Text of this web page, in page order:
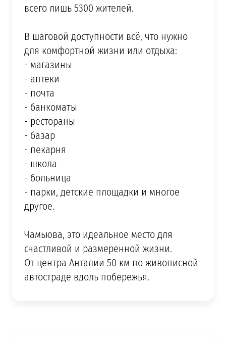
всего лишь 5300 жителей.
В шаговой доступности всё, что нужно
для комфортной жизни или отдыха:
- магазины
- аптеки
- почта
- банкоматы
- рестораны
- базар
- пекарня
- школа
- больница
- парки, детские площадки и многое
другое.
Чамьюва, это идеальное место для
счастливой и размеренной жизни.
От центра Анталии 50 км по живописной
автостраде вдоль побережья.